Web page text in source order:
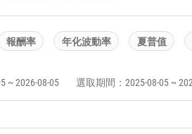
報酬率 年化波動率 夏普值
~ 2026-08-05 選取期間：2025-08-05 ~